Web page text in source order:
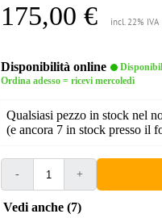
175,00 € incl. 22% IVA
Disponibilità online
Ordina adesso = ricevi mercoledì
Qualsiasi pezzo in stock nel
(e ancora 7 in stock presso il
- +
Vedi anche (7)